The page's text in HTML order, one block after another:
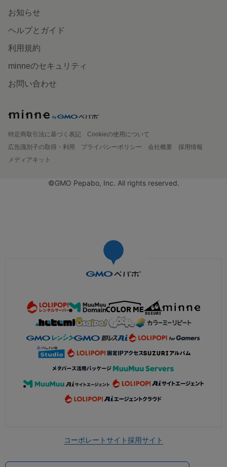
お知らせ
ヘルプとガイド
利用規約
minneのセキュリティ
お問い合わせ
特定商取引法に基づく表記
Cookieの使用について
広告識別子の取得・利用
プライバシーポリシー 会社概要
採用情報
メディアキット
©GMO Pepabo, Inc. All rights reserved.
コーポレートサイト採用サイト